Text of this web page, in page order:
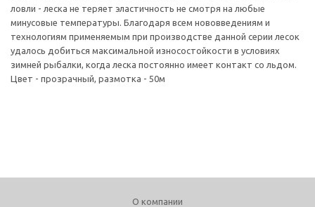
ловли - леска не теряет эластичность не смотря на любые
минусовые температуры. Благодаря всем нововведениям и
технологиям применяемым при производстве данной серии лесок
удалось добиться максимальной износостойкости в условиях
зимней рыбалки, когда леска постоянно имеет контакт со льдом.
Цвет - прозрачный, размотка - 50м
О компании